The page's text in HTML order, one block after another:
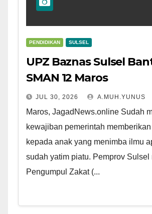
PENDIDIKAN SULSEL
UPZ Baznas Sulsel
SMAN 12 Maros
JUL 30, 2026 A.MUH.YUNUS
Maros, JagadNews.online Sudah
kewajiban pemerintah
kepada anak yang menimba ilmu
sudah yatim piatu. Pemprov
Pengumpul Zakat (...